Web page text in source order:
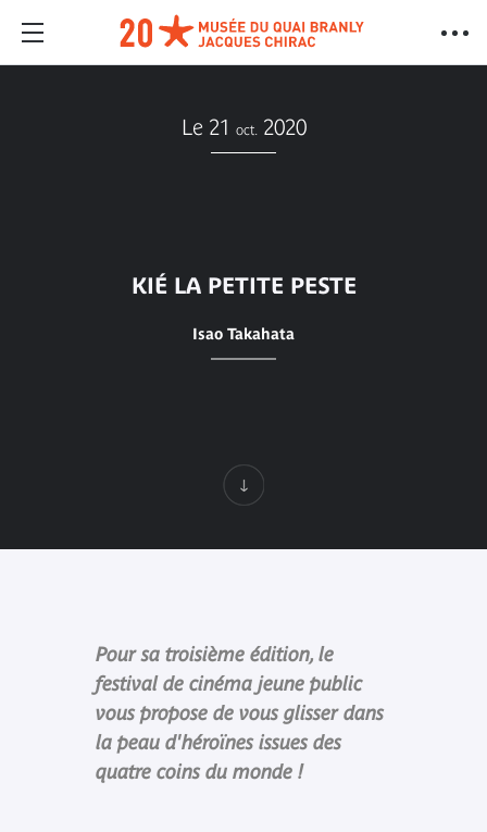
Le 21 oct. 2020
KIÉ LA PETITE PESTE
Isao Takahata
Pour sa troisième édition, le
festival de cinéma jeune public
vous propose de vous glisser dans
la peau d'héroïnes issues des
quatre coins du monde !